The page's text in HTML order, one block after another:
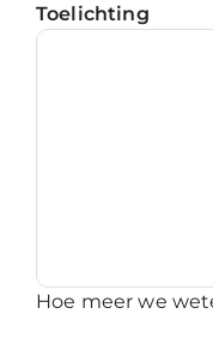
Toelichting
Hoe meer we